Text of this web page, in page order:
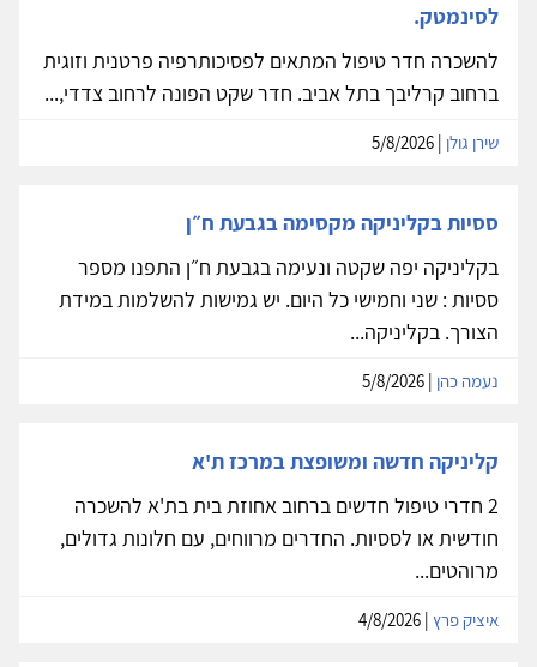
לסינמטק.
להשכרה חדר טיפול המתאים לפסיכותרפיה פרטנית וזוגית
ברחוב קרליבך בתל אביב. חדר שקט הפונה לרחוב צדדי,...
שירן גולן
ססיות בקליניקה מקסימה בגבעת ח״ן
בקליניקה יפה שקטה ונעימה בגבעת ח״ן התפנו מספר
ססיות : שני וחמישי כל היום. יש גמישות להשלמות במידת
הצורך. בקליניקה...
נעמה כהן
קליניקה חדשה ומשופצת במרכז ת'א
2 חדרי טיפול חדשים ברחוב אחוזת בית בת'א להשכרה
חודשית או לססיות. החדרים מרווחים, עם חלונות גדולים,
מרוהטים...
איציק פרץ